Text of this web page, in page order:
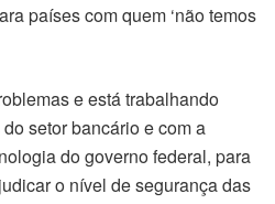
países com quem ‘não temos
e está trabalhando
setor bancário e com a
do governo federal, para
o nível de segurança das